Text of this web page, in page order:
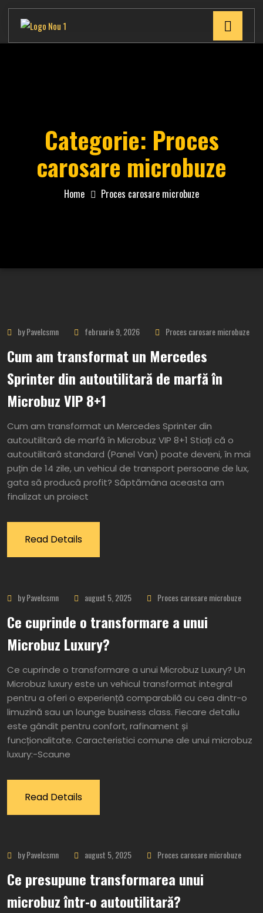
Categorie: Proces
carosare microbuze
Home Proces carosare microbuze
by Pavelcsmn februarie 9, 2026 Proces carosare microbuze
Cum am transformat un Mercedes
Sprinter din autoutilitară de marfă în
Microbuz VIP 8+1
Cum am transformat un Mercedes Sprinter din
autoutilitară de marfă în Microbuz VIP 8+1 Stiați că o
autoutilitară standard (Panel Van) poate deveni, în mai
puțin de 14 zile, un vehicul de transport persoane de lux,
gata să producă profit? Săptămâna aceasta am
finalizat un proiect
Read Details
by Pavelcsmn august 5, 2025 Proces carosare microbuze
Ce cuprinde o transformare a unui
Microbuz Luxury?
Ce cuprinde o transformare a unui Microbuz Luxury? Un
Microbuz luxury este un vehicul transformat integral
pentru a oferi o experiență comparabilă cu cea dintr-o
limuzină sau un lounge business class. Fiecare detaliu
este gândit pentru confort, rafinament și
funcționalitate. Caracteristici comune ale unui microbuz
luxury:-Scaune
Read Details
by Pavelcsmn august 5, 2025 Proces carosare microbuze
Ce presupune transformarea unui
microbuz într-o autoutilitară?